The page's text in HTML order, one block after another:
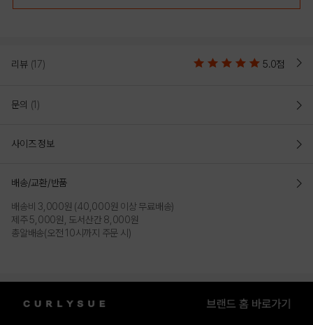
리뷰 (17) 5.0점
문의 (1)
사이즈 정보
배송/교환/반품
배송비 3,000원 (40,000원 이상 무료배송)
제주 5,000원, 도서산간 8,000원
총알배송(오전 10시까지 주문 시)